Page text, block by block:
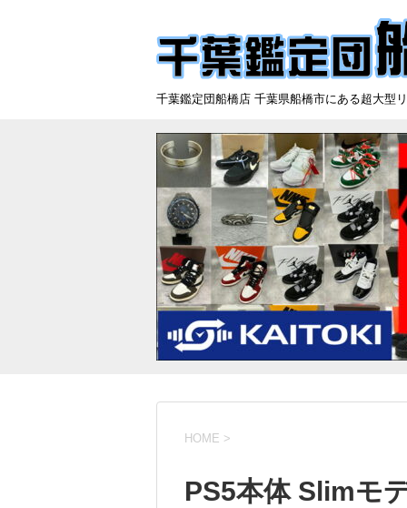
千葉鑑定団船橋店 千葉県船橋市にある超大
HOME >
PS5本体 Slim